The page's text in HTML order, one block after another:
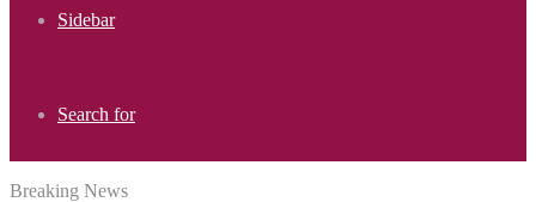
Sidebar
Search for
Breaking News